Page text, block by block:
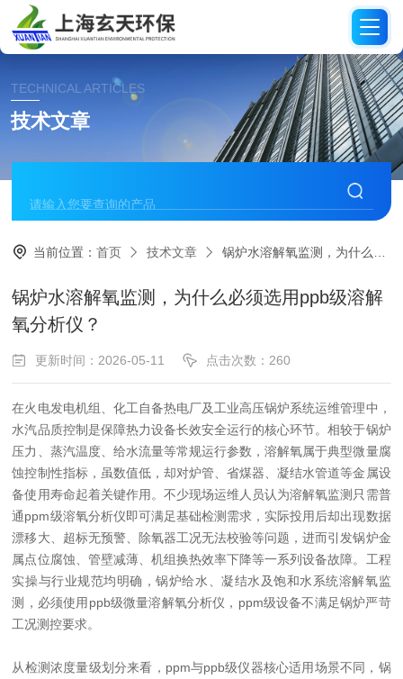
TECHNICAL ARTICLES
技术文章
当前位置：首页 技术文章 锅炉水溶解氧监测，为什么必须选用ppb级溶解氧分析仪？
锅炉水溶解氧监测，为什么必须选用ppb级溶解
氧分析仪？
更新时间：2026-05-11 点击次数：260
在火电发电机组、化工自备热电厂及工业高压锅炉系统运维管理中，
水汽品质控制是保障热力设备长效安全运行的核心环节。相较于锅炉
压力、蒸汽温度、给水流量等常规运行参数，溶解氧属于典型微量腐
蚀控制性指标，虽数值低，却对炉管、省煤器、凝结水管道等金属设
备使用寿命起着关键作用。不少现场运维人员认为溶解氧监测只需普
通ppm级溶氧分析仪即可满足基础检测需求，实际投用后却出现数据
漂移大、超标无预警、除氧器工况无法校验等问题，进而引发锅炉金
属点位腐蚀、管壁减薄、机组换热效率下降等一系列设备故障。工程
实操与行业规范均明确，锅炉给水、凝结水及饱和水系统溶解氧监
测，必须使用ppb级微量溶解氧分析仪，ppm级设备不满足锅炉严苛
工况测控要求。
从检测浓度量级划分来看，ppm与ppb级仪器核心适用场景不同，锅